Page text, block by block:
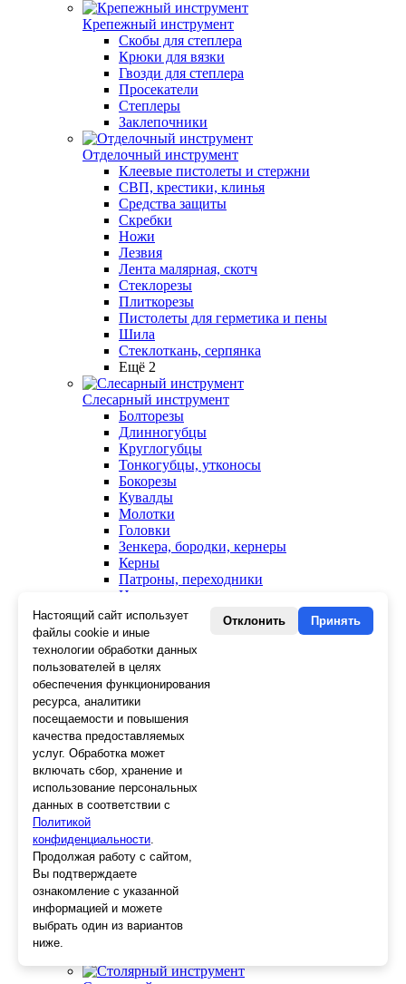
Крепежный инструмент
Скобы для степлера
Крюки для вязки
Гвозди для степлера
Просекатели
Степлеры
Заклепочники
Отделочный инструмент
Клеевые пистолеты и стержни
СВП, крестики, клинья
Средства защиты
Скребки
Ножи
Лезвия
Лента малярная, скотч
Стеклорезы
Плиткорезы
Пистолеты для герметика и пены
Шила
Стеклоткань, серпянка
Ещё 2
Слесарный инструмент
Болторезы
Длинногубцы
Круглогубцы
Тонкогубцы, утконосы
Бокорезы
Кувалды
Молотки
Головки
Зенкера, бородки, кернеры
Керны
Патроны, переходники
Ножницы электрика
Стопорные кольца
Съемники стопорных колец
Пинцеты
Магниты
Клещи для изоляции
Кабелерезы
Гайкорезы
Зажимы ручные
Подшипники
Тиски
Струбцины
Плоскогубцы
Отвертки
Напильники, рашпили
Наборы инструментов
Кусачки
Ключи
Клещи
Зубила
Настоящий сайт использует
файлы cookie и иные
технологии обработки данных
пользователей в целях
обеспечения функционирования
ресурса, аналитики
посещаемости и повышения
качества предоставляемых
услуг. Обработка может
включать сбор, хранение и
использование персональных
данных в соответствии с
Политикой
конфиденциальности.
Продолжая работу с сайтом,
Вы подтверждаете
ознакомление с указанной
информацией и можете
выбрать один из вариантов
ниже.
Отклонить Принять